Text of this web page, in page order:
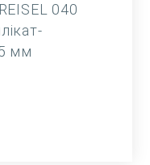
040
мм